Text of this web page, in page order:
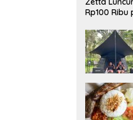
Rp100 Ribu